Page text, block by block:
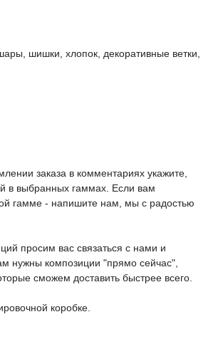
шишки, хлопок, декоративные ветки,
заказа в комментариях укажите,
в выбранных гаммах. Если вам
гамме - напишите нам, мы с радостью
просим вас связаться с нами и
нужны композиции "прямо сейчас",
сможем доставить быстрее всего.
коробке.